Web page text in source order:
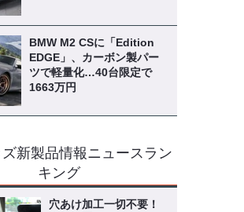
BMW M2 CSに「Edition
EDGE」、カーボン製パー
ツで軽量化…40台限定で
1663万円
新製品情報ニュースラン
キング
穴あけ加工一切不要！